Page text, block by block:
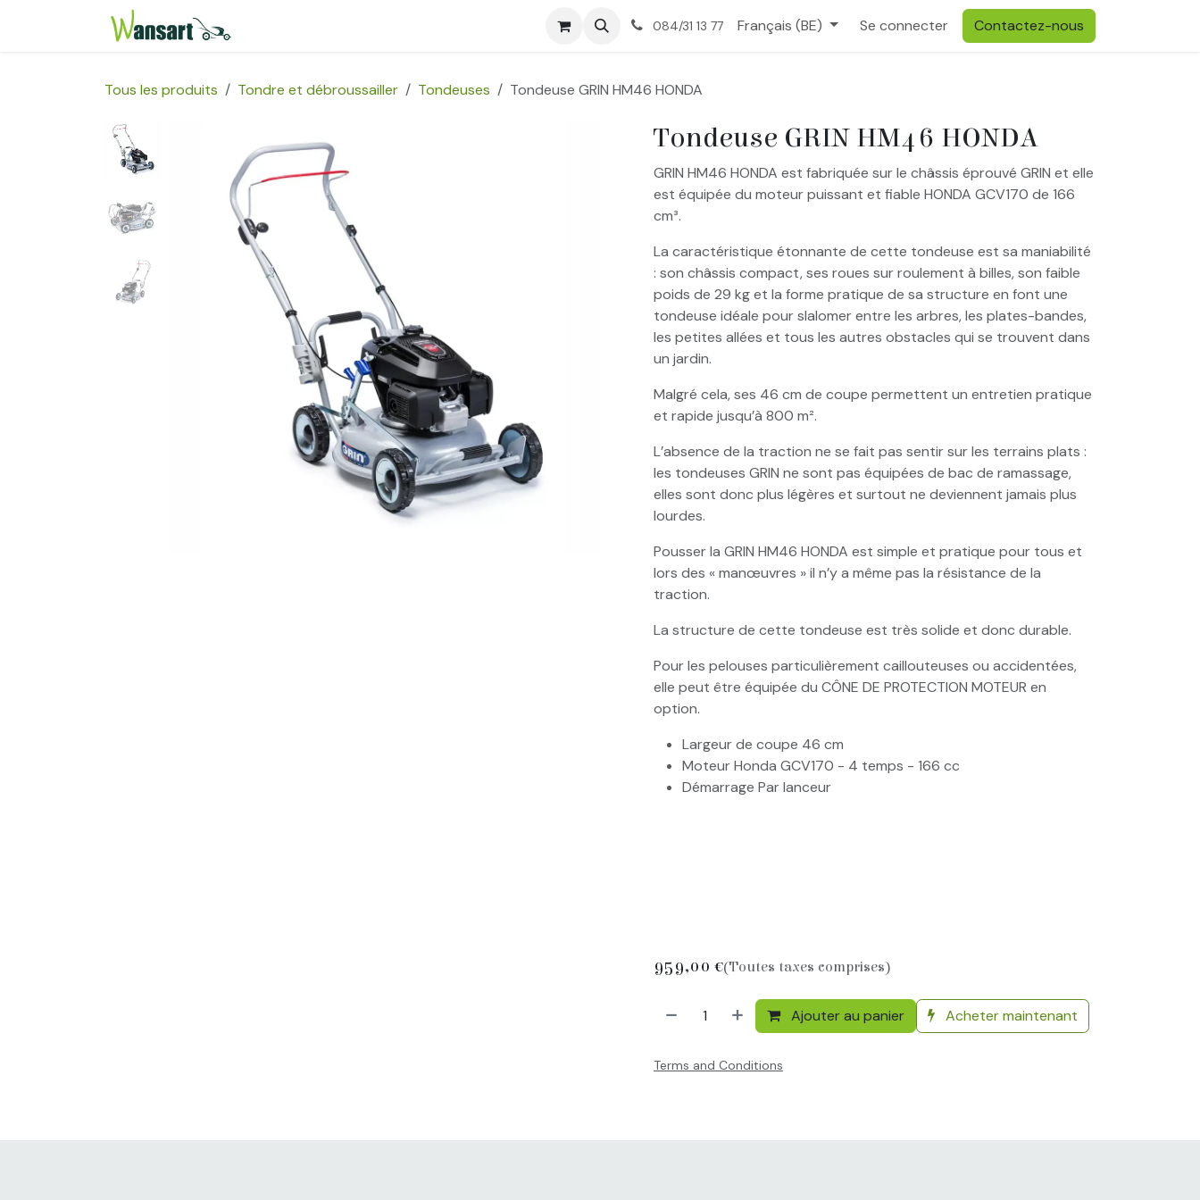
Se rendre au contenu
À propos Contactez-nous
084/31 13 77 Français (BE) Se connecter Contactez-nous
Tous les produits Tondre et débroussailler Tondeuses Tondeuse GRIN HM46 HONDA
Tondeuse GRIN HM46 HONDA
GRIN HM46 HONDA est fabriquée sur le châssis éprouvé GRIN et elle
est équipée du moteur puissant et fiable HONDA GCV170 de 166
cm³.
La caractéristique étonnante de cette tondeuse est sa maniabilité
: son châssis compact, ses roues sur roulement à billes, son faible
poids de 29 kg et la forme pratique de sa structure en font une
tondeuse idéale pour slalomer entre les arbres, les plates-bandes,
les petites allées et tous les autres obstacles qui se trouvent dans
un jardin.
Malgré cela, ses 46 cm de coupe permettent un entretien pratique
et rapide jusqu’à 800 m².
L’absence de la traction ne se fait pas sentir sur les terrains plats :
les tondeuses GRIN ne sont pas équipées de bac de ramassage,
elles sont donc plus légères et surtout ne deviennent jamais plus
lourdes.
Pousser la GRIN HM46 HONDA est simple et pratique pour tous et
lors des « manœuvres » il n’y a même pas la résistance de la
traction.
La structure de cette tondeuse est très solide et donc durable.
Pour les pelouses particulièrement caillouteuses ou accidentées,
elle peut être équipée du CÔNE DE PROTECTION MOTEUR en
option.
Largeur de coupe 46 cm
Moteur Honda GCV170 - 4 temps - 166 cc
Démarrage Par lanceur
959,00 €(Toutes taxes comprises)
Ajouter au panier Acheter maintenant
Terms and Conditions